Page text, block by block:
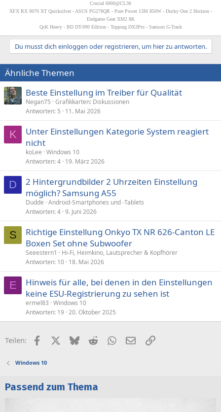
Crucial 6000@CL36
XFX RX 9070 XT Quicksilver - ASUS PG278QR - Pure Power 13M 850W - Ducky One 2 Horizon -
Endgame Gear XM2 8K
QcK Heavy - BD DT-990 Edition - Topping DX3Pro - Samson G-Track
Du musst dich einloggen oder registrieren, um hier zu antworten.
Ähnliche Themen
Beste Einstellung im Treiber für Qualität
Negan75 Grafikkarten: Diskussionen
Antworten 5 11. Mai 2026
K
Unter Einstellungen Kategorie System reagiert
nicht
koLee Windows 10
Antworten 4 19. März 2026
D
2 Hintergrundbilder 2 Uhrzeiten Einstellung
möglich? Samsung A55
Dudde Android-Smartphones und -Tablets
Antworten 4 9. Juni 2026
S
Richtige Einstellung Onkyo TX NR 626-Canton LE
Boxen Set ohne Subwoofer
Seeestern1
Hi-Fi, Heimkino, Lautsprecher & Kopfhörer
Antworten 10 18. Mai 2026
E
Hinweis für alle, bei denen in den Einstellungen
keine ESU-Registrierung zu sehen ist
ermel83 Windows 10
Antworten 19 20. Oktober 2025
Teilen: FacebookX (Twitter)
BlueskyRedditWhatsApp
E-MailLink
Windows 10
Passend zum Thema